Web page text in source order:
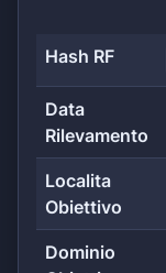
Hash RF
Data
Rilevamento
Localita
Obiettivo
Dominio